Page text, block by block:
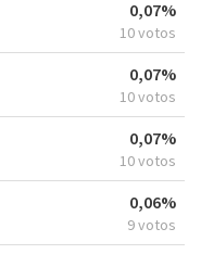
0,07%
10 votos
0,07%
10 votos
0,07%
10 votos
0,06%
9 votos